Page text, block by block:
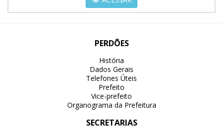
PERDÕES
História
Dados Gerais
Telefones Úteis
Prefeito
Vice-prefeito
Organograma da Prefeitura
SECRETARIAS